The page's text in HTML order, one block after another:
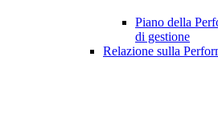
Piano della
di gestione
Relazione sulla